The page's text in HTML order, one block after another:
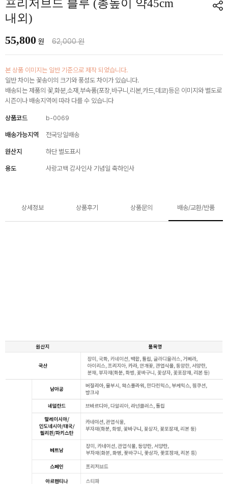
프리저브드 블루 (총높이 약45cm
내외)
55,800 원 62,000 원
본 상품 이미지는 일반 기준으로 제작 되었습니다.
일반 차이는 꽃송이의 크기와 풍성도 차이가 있습니다.
배송되는 제품의 꽃,화분,소재,부속품(포장,바구니,리본,카드,데코)등은 이미지와 별도로
시즌이나 배송지역에 따라 다를 수 있습니다
상품코드 b-0069
배송가능지역 전국당일배송
원산지 하단 별도표시
용도 사랑고백 감사인사 기념일 축하인사
상세정보 상품후기 상품문의 배송/교환/반품